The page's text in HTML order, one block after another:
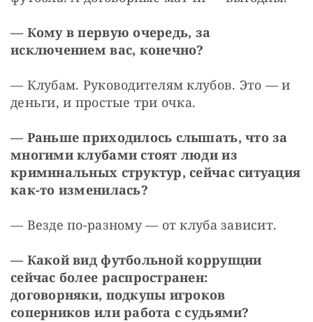
— Кому в первую очередь, за
исключением вас, конечно?
— Клубам. Руководителям клубов. Это — и
деньги, и простые три очка.
— Раньше приходилось слышать, что за
многими клубами стоят люди из
криминальных структур, сейчас ситуация
как-то изменилась?
— Везде по-разному — от клуба зависит.
— Какой вид футбольной коррупции
сейчас более распространен:
договорняки, подкупы игроков
соперников или работа с судьями?